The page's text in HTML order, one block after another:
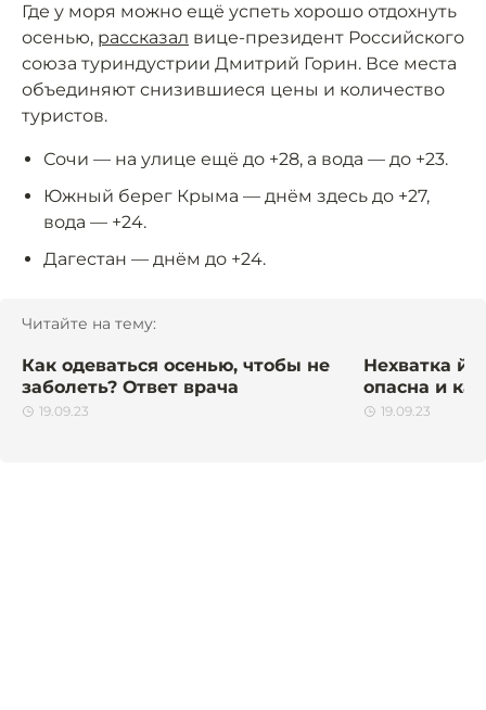
Где у моря можно ещё успеть хорошо отдохнуть
осенью, рассказал вице-президент Российского
союза туриндустрии Дмитрий Горин. Все места
объединяют снизившиеся цены и количество
туристов.
Сочи — на улице ещё до +28, а вода — до +23.
Южный берег Крыма — днём здесь до +27,
вода — +24.
Дагестан — днём до +24.
Читайте на тему:
Как одеваться осенью, чтобы не
заболеть? Ответ врача
19.09.23
Нехватка
опасна и
19.09.23